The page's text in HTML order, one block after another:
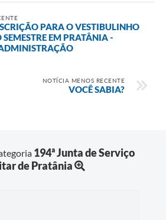
PARA O VESTIBULINHO
EM PRATÂNIA -
NOTÍCIA MENOS RECENTE
VOCÊ SABIA?
194ª Junta de Serviço
de Pratânia